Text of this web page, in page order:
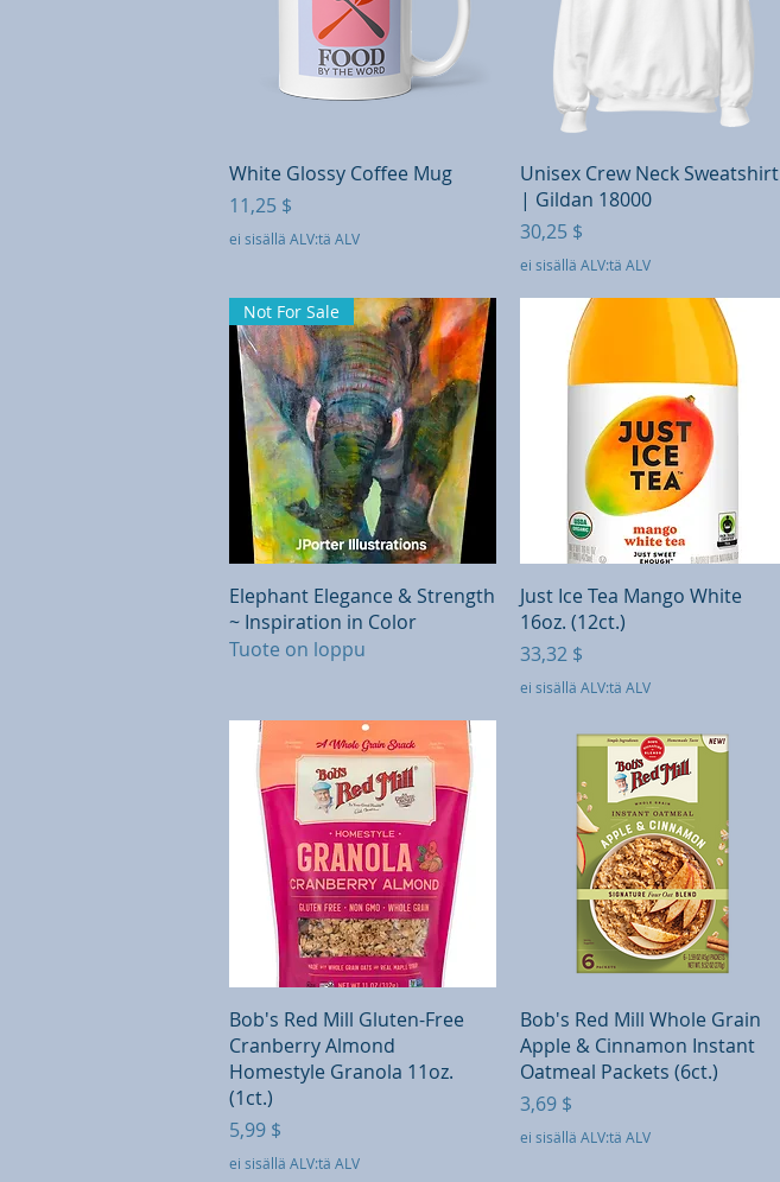
Pikakatselu
White Glossy Coffee Mug
Hinta
11,25 $
ei sisällä ALV:tä ALV
Pikakatselu
Unisex Crew Neck Sweatshirt
| Gildan 18000
Hinta
30,25 $
ei sisällä ALV:tä ALV
Pikakatselu
Not For Sale
Elephant Elegance & Strength
~ Inspiration in Color
Tuote on loppu
Pikakatselu
Just Ice Tea Mango White
16oz. (12ct.)
Hinta
33,32 $
ei sisällä ALV:tä ALV
Pikakatselu
Bob's Red Mill Gluten-Free
Cranberry Almond
Homestyle Granola 11oz.
(1ct.)
Hinta
5,99 $
ei sisällä ALV:tä ALV
Pikakatselu
Bob's Red Mill Whole Grain
Apple & Cinnamon Instant
Oatmeal Packets (6ct.)
Hinta
3,69 $
ei sisällä ALV:tä ALV